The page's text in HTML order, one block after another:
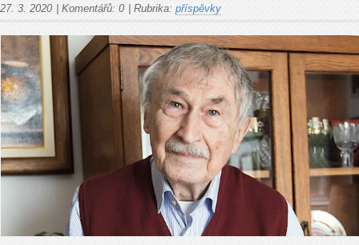
27. 3. 2020 | Komentářů: 0 | Rubrika: příspěvky